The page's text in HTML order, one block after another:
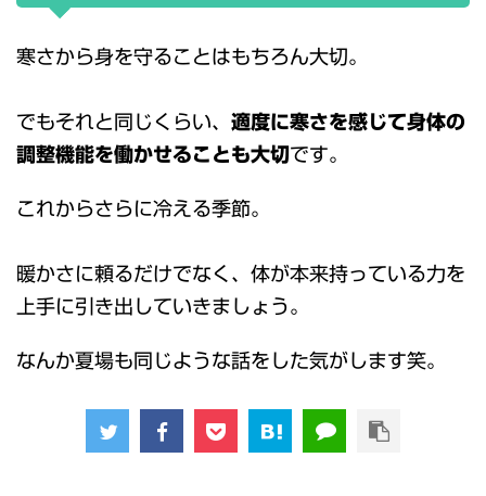
寒さから身を守ることはもちろん大切。
でもそれと同じくらい、 適度に寒さを感じて身体の
調整機能を働かせることも大切です。
これからさらに冷える季節。
暖かさに頼るだけでなく、体が本来持っている力を
上手に引き出していきましょう。
なんか夏場も同じような話をした気がします笑。